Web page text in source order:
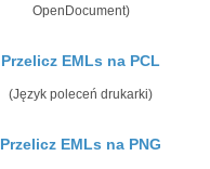
OpenDocument)
Przelicz EMLs na PCL
(Język poleceń drukarki)
Przelicz EMLs na PNG